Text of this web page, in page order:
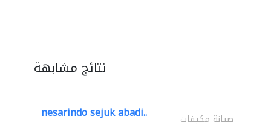
نتائج مشابهة
nesarindo sejuk abadi.. صيانة مكيفات